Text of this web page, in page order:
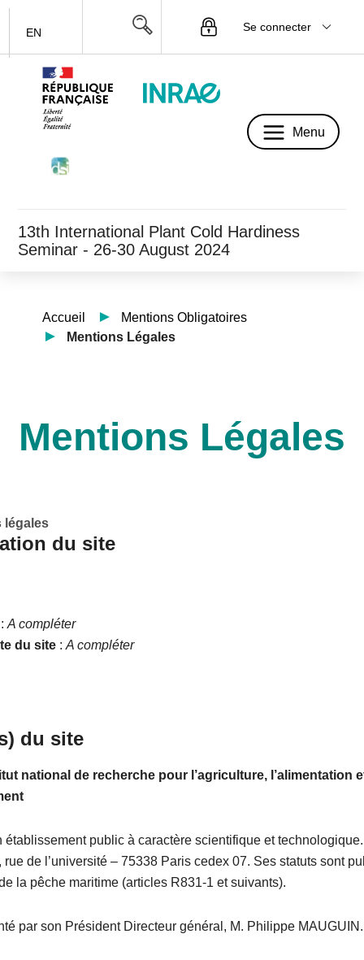
EN Se connecter
Menu
13th International Plant Cold Hardiness
Seminar - 26-30 August 2024
Accueil
Mentions Obligatoires
Mentions Légales
Mentions Légales
légales
du site
A compléter
du site :A compléter
du site
national de recherche pour l’agriculture, l’alimentation
établissement public à caractère scientifique et
rue de l’université – 75338 Paris cedex 07. Ses statuts sont
la pêche maritime (articles R831-1 et suivants).
par son Président Directeur général, M. Philippe MAUGUIN.